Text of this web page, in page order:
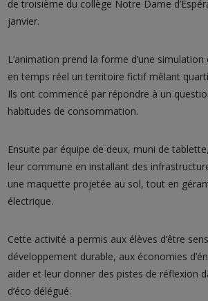
de troisième du collège Notre Dame
janvier.
L’animation prend la forme d’une
en temps réel un territoire fictif mêlant
Ils ont commencé par répondre à un
habitudes de consommation.
Ensuite par équipe de deux, muni de
leur commune en installant des
une maquette projetée au sol, tout en
électrique.
Cette activité a permis aux élèves d’être
développement durable, aux économies
aider et leur donner des pistes de réflexion
d’éco délégué.